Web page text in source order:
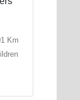
Km